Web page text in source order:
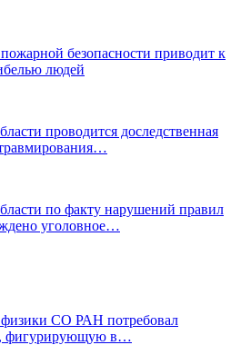
безопасности приводит к
людей
проводится доследственная
по факту нарушений правил
уголовное…
физики СО РАН потребовал
фигурирующую в…